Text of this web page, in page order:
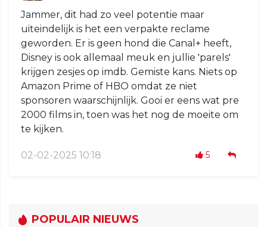
Jammer, dit had zo veel potentie maar
uiteindelijk is het een verpakte reclame
geworden. Er is geen hond die Canal+ heeft,
Disney is ook allemaal meuk en jullie 'parels'
krijgen zesjes op imdb. Gemiste kans. Niets op
Amazon Prime of HBO omdat ze niet
sponsoren waarschijnlijk. Gooi er eens wat pre
2000 films in, toen was het nog de moeite om
te kijken.
02-02-2025 10:18 5
POPULAIR NIEUWS